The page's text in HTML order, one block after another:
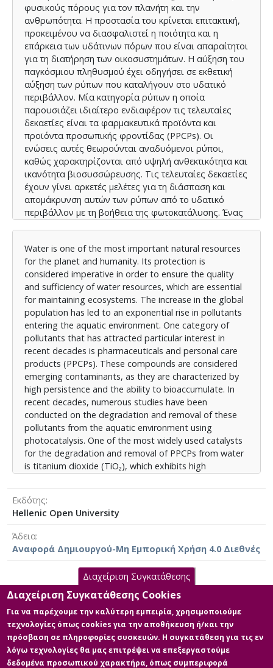
φυσικούς πόρους για τον πλανήτη και την
ανθρωπότητα. Η προστασία του κρίνεται επιτακτική,
προκειμένου να διασφαλιστεί η ποιότητα και η
επάρκεια των υδάτινων πόρων που είναι απαραίτητοι
για τη διατήρηση των οικοσυστημάτων. Η αύξηση του
παγκόσμιου πληθυσμού έχει οδηγήσει σε εκθετική
αύξηση των ρύπων που καταλήγουν στο υδατικό
περιβάλλον. Μία κατηγορία ρύπων η οποία
παρουσιάζει ιδιαίτερο ενδιαφέρον τις τελευταίες
δεκαετίες είναι τα φαρμακευτικά προϊόντα και
προϊόντα προσωπικής φροντίδας (PPCPs). Οι
ενώσεις αυτές θεωρούνται αναδυόμενοι ρύποι,
καθώς χαρακτηρίζονται από υψηλή ανθεκτικότητα και
ικανότητα βιοσυσσώρευσης. Τις τελευταίες δεκαετίες
έχουν γίνει αρκετές μελέτες για τη διάσπαση και
απομάκρυνση αυτών των ρύπων από το υδατικό
περιβάλλον με τη βοήθεια της φωτοκατάλυσης. Ένας
υδατικό περιβάλλον είναι το διοξείδιο του τιτανίου
(TiO2), το οποίο παρουσιάζει υψηλή φωτοκαταλυτική
δραστηριότητα, χημική σταθερότητα, μη τοξικότητα
και χαμηλό κόστος παραγωγής. Στην παρούσα
διπλωματική εργασία θα μελετηθεί η
αποτελεσματικότητα της φωτοκαταλυτικής
διεργασίας για την απομάκρυνση φαρμακευτικών
ενώσεων από τα υδάτινα συστήματα με χρήση
διοξειδίου του τιτανίου (TiO2). Ειδικότερα, θα
διερευνηθούν παράγοντες όπως η επίδραση του pH,
η συγκέντρωση των διάφορων φαρμακευτικών
ουσιών, η ποσότητα του καταλύτη, η συγκέντρωση
των μητρικών διαλυμάτων, η ένταση και ο τύπος της
ακτινοβολίας που χρησιμοποιείται. Τα αποτελέσματα
δείχνουν ότι η φωτοκατάλυση με TiO2 παρουσιάζει
υψηλή αποτελεσματικότητα στην αποικοδόμηση
φαρμακευτικών ρύπων από τα υδάτινα σώματα.
Ωστόσο, αναδεικνύεται η ανάγκη περαιτέρω
ανάπτυξη πιο αποδοτικών και βιώσιμων μορφών του
TiO2, ιδίως όσον αφορά τον σχηματισμό και τη
διαχείριση των ενδιάμεσων παραπροϊόντων που
προκύπτουν κατά τη φωτοκαταλυτική αποικοδόμηση.
Water is one of the most important natural resources
for the planet and humanity. Its protection is
considered imperative in order to ensure the quality
and sufficiency of water resources, which are essential
for maintaining ecosystems. The increase in the global
population has led to an exponential rise in pollutants
entering the aquatic environment. One category of
pollutants that has attracted particular interest in
recent decades is pharmaceuticals and personal care
products (PPCPs). These compounds are considered
emerging contaminants, as they are characterized by
high persistence and the ability to bioaccumulate. In
recent decades, numerous studies have been
conducted on the degradation and removal of these
pollutants from the aquatic environment using
photocatalysis. One of the most widely used catalysts
for the degradation and removal of PPCPs from water
is titanium dioxide (TiO₂), which exhibits high
effectiveness of the photocatalytic process for the
removal of pharmaceutical compounds from aquatic
particular, factors such as the effect of pH, the
concentration of various pharmaceutical substances,
the amount of catalyst, the concentration of stock
solutions, and the intensity and type of radiation used
will be investigated. The results show that
photocatalysis with TiO₂ demonstrates high efficiency
in the degradation of pharmaceutical pollutants in
water bodies. However, the need for further
optimization of the process is highlighted, with the aim
of developing more efficient and sustainable forms of
Εκδότης
Hellenic Open University
Άδεια
Αναφορά Δημιουργού-Μη Εμπορική Χρήση 4.0 Διεθνές
Κύρια Αρχεία Διατριβής
Διπλωματική
εργασία-160775_Γιαννάκη
Παναγιώτα_2026
Διαχείριση Συγκατάθεσης
Διαχείριση Συγκατάθεσης Cookies
Για να παρέχουμε την καλύτερη εμπειρία, χρησιμοποιούμε
τεχνολογίες όπως cookies για την αποθήκευση ή/και την
πρόσβαση σε πληροφορίες συσκευών. Η συγκατάθεση για τις εν
λόγω τεχνολογίες θα μας επιτρέψει να επεξεργαστούμε
δεδομένα προσωπικού χαρακτήρα, όπως συμπεριφορά